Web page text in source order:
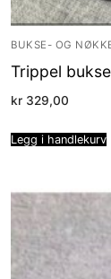
BUKSE- OG
Trippel
kr 329,00
Legg i handlekurv